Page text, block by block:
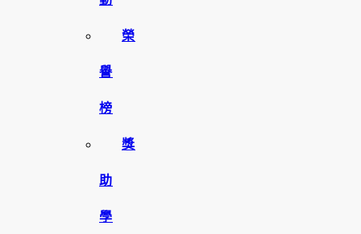
榮
譽
榜
獎
助
學